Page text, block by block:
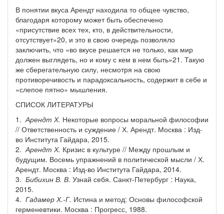
В понятии вкуса Арендт находила то общее чувство,
благодаря которому может быть обеспечено
«присутствие всех тех, кто, в действительности,
отсутствует»20, и это в свою очередь позволяло
заключить, что «во вкусе решается не только, как мир
должен выглядеть, но и кому с кем в нем быть»21. Такую
же сберегательную силу, несмотря на свою
противоречивость и парадоксальность, содержит в себе и
«слепое пятно» мышления.
СПИСОК ЛИТЕРАТУРЫ
1.Арендт Х. Некоторые вопросы моральной философии
// Ответственность и суждение / Х. Арендт. Москва : Изд-
во Института Гайдара, 2015.
2. Арендт Х. Кризис в культуре // Между прошлым и
будущим. Восемь упражнений в политической мысли / Х.
Арендт. Москва : Изд-во Института Гайдара, 2014.
3. Бибихин В. В. Узнай себя. Санкт-Петербург : Наука,
2015.
4. Гадамер Х.-Г. Истина и метод: Основы философской
герменевтики. Москва : Прогресс, 1988.